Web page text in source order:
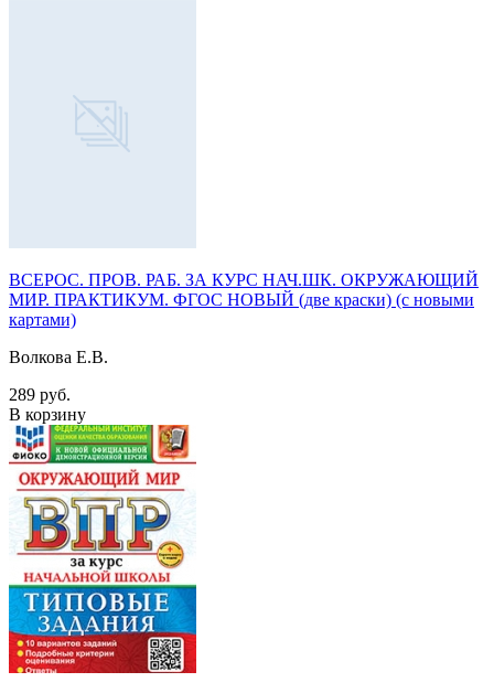
ВСЕРОС. ПРОВ. РАБ. ЗА КУРС НАЧ.ШК. ОКРУЖАЮЩИЙ
МИР. ПРАКТИКУМ. ФГОС НОВЫЙ (две краски) (с новыми
картами)
Волкова Е.В.
289 руб.
В корзину